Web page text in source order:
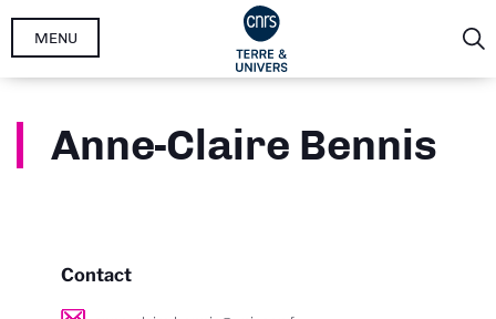
Aller
MENU
Anne-Claire Bennis
Contact